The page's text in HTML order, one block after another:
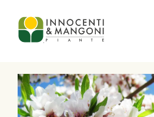
Skip to main content